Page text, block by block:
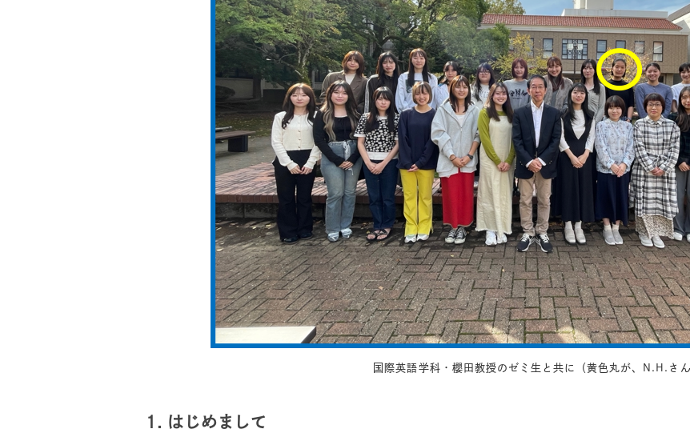
国際英語学科・櫻田教授のゼミ生と共に（黄色丸が、N.H.さん
1. はじめまして